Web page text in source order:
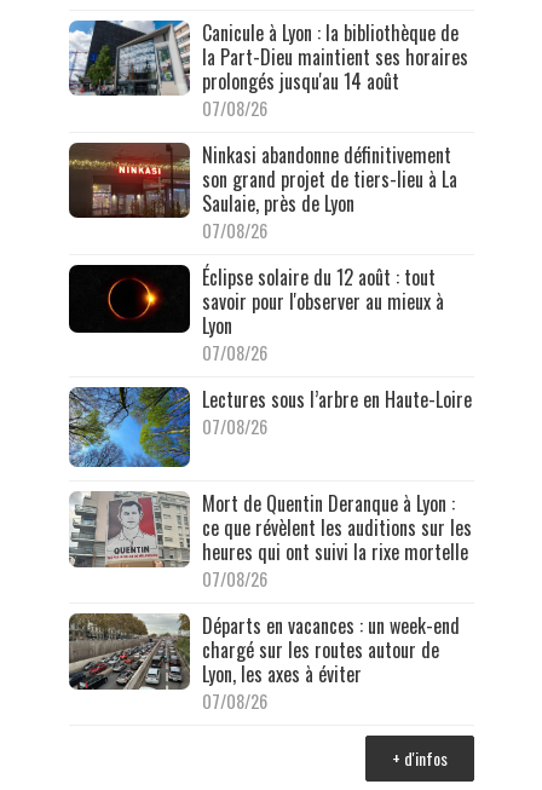
Canicule à Lyon : la bibliothèque de
la Part-Dieu maintient ses horaires
prolongés jusqu'au 14 août
07/08/26
Ninkasi abandonne définitivement
son grand projet de tiers-lieu à La
Saulaie, près de Lyon
07/08/26
Éclipse solaire du 12 août : tout
savoir pour l'observer au mieux à
Lyon
07/08/26
Lectures sous l’arbre en Haute-Loire
07/08/26
Mort de Quentin Deranque à Lyon :
ce que révèlent les auditions sur les
heures qui ont suivi la rixe mortelle
07/08/26
Départs en vacances : un week-end
chargé sur les routes autour de
Lyon, les axes à éviter
07/08/26
+ d'infos